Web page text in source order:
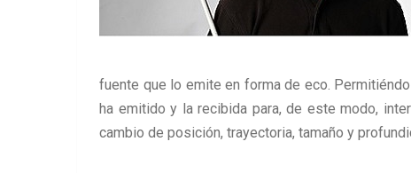
fuente que lo emite en forma de eco.
ha emitido y la recibida para, de este modo,
cambio de posición, trayectoria, tamaño y